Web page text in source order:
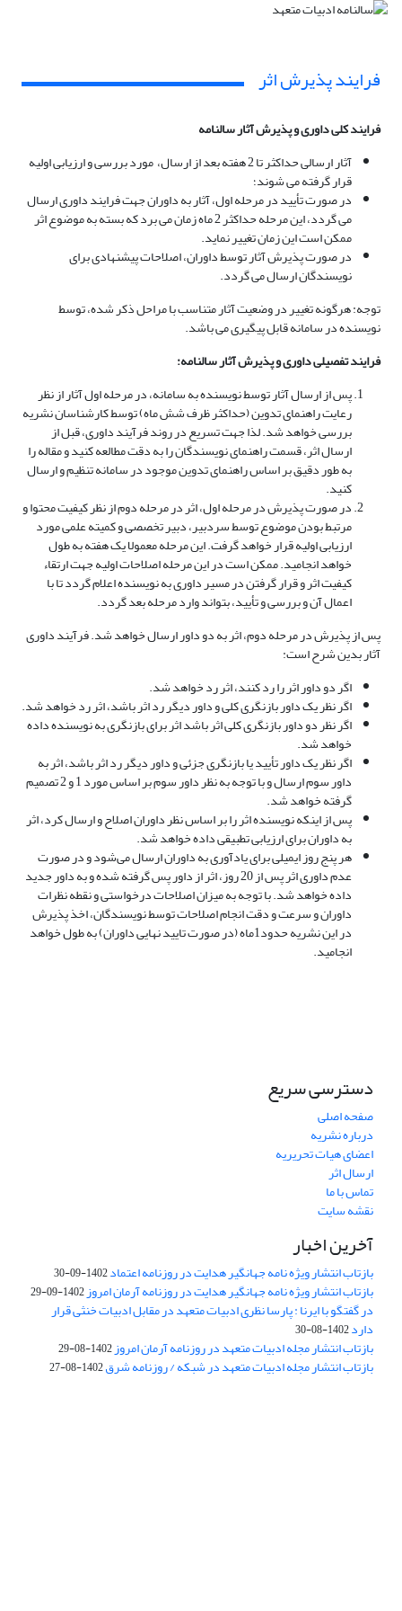
فرایند پذیرش اثر
فرایند کلی داوری و پذیرش آثار سالنامه
آثار ارسالی حداکثر تا 2 هفته بعد از ارسال، مورد بررسی و ارزیابی اولیه
قرار گرفته می شوند؛
در صورت تأیید در مرحله اول، آثار به داوران جهت فرایند داوری ارسال
می گردد، این مرحله حداکثر 2 ماه زمان می برد که بسته به موضوع اثر
ممکن است این زمان تغییر نماید.
در صورت پذیرش آثار توسط داوران، اصلاحات پیشنهادی برای
نویسندگان ارسال می گردد.
توجه: هرگونه تغییر در وضعیت آثار متناسب با مراحل ذکر شده، توسط
نویسنده در سامانه قابل پیگیری می باشد.
فرایند تفصیلی داوری و پذیرش آثار سالنامه:
پس از ارسال آثار توسط نویسنده به سامانه، در مرحله اول آثار از نظر
رعایت راهنمای تدوین (حداکثر ظرف شش ماه) توسط کارشناسان نشریه
بررسی خواهد شد. لذا جهت تسریع در روند فرآیند داوری، قبل از
ارسال اثر، قسمت راهنمای نویسندگان را به دقت مطالعه کنید و مقاله را
به طور دقیق بر اساس راهنمای تدوین موجود در سامانه تنظیم و ارسال
کنید.
در صورت پذیرش در مرحله اول، اثر در مرحله دوم از نظر کیفیت محتوا و
مرتبط بودن موضوع توسط سردبیر، دبیر تخصصی و کمیته علمی مورد
ارزیابی اولیه قرار خواهد گرفت. این مرحله معمولا یک هفته به طول
خواهد انجامید. ممکن است در این مرحله اصلاحات اولیه جهت ارتقاء
کیفیت اثر و قرار گرفتن در مسیر داوری به نویسنده اعلام گردد تا با
اعمال آن و بررسی و تأیید، بتواند وارد مرحله بعد گردد.
پس از پذیرش در مرحله دوم، اثر به دو داور ارسال خواهد شد. فرآیند داوری
آثار بدین شرح است:
اگر دو داور اثر را رد کنند، اثر رد خواهد شد.
اگر نظر یک داور بازنگری کلی و داور دیگر رد اثر باشد، اثر رد خواهد شد.
اگر نظر دو داور بازنگری کلی اثر باشد اثر برای بازنگری به نویسنده داده
خواهد شد.
اگر نظر یک داور تأیید یا بازنگری جزئی و داور دیگر رد اثر باشد، اثر به
داور سوم ارسال و با توجه به نظر داور سوم بر اساس مورد 1 و 2 تصمیم
گرفته خواهد شد.
پس از اینکه نویسنده اثر را بر اساس نظر داوران اصلاح و ارسال کرد، اثر
به داوران برای ارزیابی تطبیقی داده خواهد شد.
هر پنج روز ایمیلی برای یادآوری به داوران ارسال می‌شود و در صورت
عدم داوری اثر پس از 20 روز، اثر از داور پس گرفته شده و به داور جدید
داده خواهد شد. با توجه به میزان اصلاحات درخواستی و نقطه نظرات
داوران و سرعت و دقت انجام اصلاحات توسط نویسندگان، اخذ پذیرش
در این نشریه حدود1ماه (در صورت تایید نهایی داوران) به طول خواهد
انجامید.
دسترسی سریع
صفحه اصلی
درباره نشریه
اعضای هیات تحریریه
ارسال اثر
تماس با ما
نقشه سایت
آخرین اخبار
بازتاب انتشار ویژه نامه جهانگیر هدایت در روزنامه اعتماد1402-09-30
بازتاب انتشار ویژه نامه جهانگیر هدایت در روزنامه آرمان امروز1402-09-29
در گفتگو با ایرنا : پارسا نظری ادبیات متعهد در مقابل ادبیات خنثی قرار
دارد1402-08-30
بازتاب انتشار مجله ادبیات متعهد در روزنامه آرمان امروز1402-08-29
بازتاب انتشار مجله ادبیات متعهد در شبکه / روزنامه شرق1402-08-27